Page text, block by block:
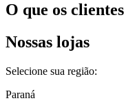
O que os
Nossas lojas
Selecione sua região:
Paraná